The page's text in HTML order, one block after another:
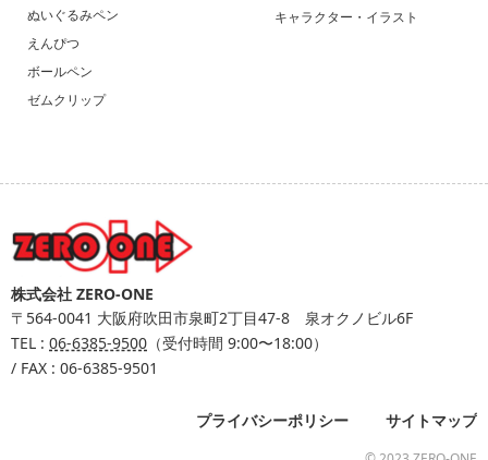
ぬいぐるみペン
えんぴつ
ボールペン
ゼムクリップ
キャラクター・イラスト
株式会社 ZERO-ONE
〒564-0041 大阪府吹田市泉町2丁目47-8 泉オクノビル6F
TEL : 06-6385-9500 （受付時間 9:00〜18:00）
/ FAX : 06-6385-9501
プライバシーポリシー サイトマップ